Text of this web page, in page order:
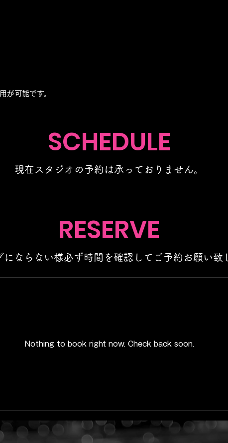
が可能です。
SCHEDULE
​現在スタジオの予約は承っておりません。
RESERVE
にならない様必ず時間を確認してご予約お願い致
Nothing to book right now. Check back soon.